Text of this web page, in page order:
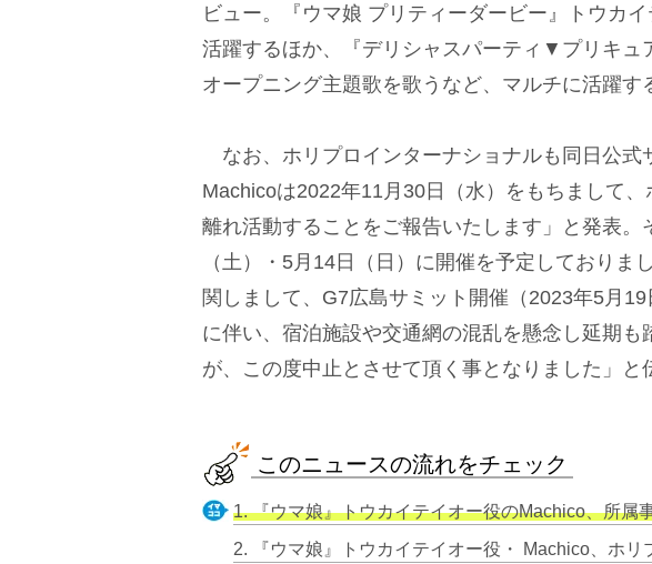
ビュー。『ウマ娘 プリティーダービー』トウカ
活躍するほか、『デリシャスパーティ▼プリキ
オープニング主題歌を歌うなど、マルチに活躍す
なお、ホリプロインターナショナルも同日公式
Machicoは2022年11月30日（水）をもちまして
離れ活動することをご報告いたします」と発表。
（土）・5月14日（日）に開催を予定しておりま
関しまして、G7広島サミット開催（2023年5月19
に伴い、宿泊施設や交通網の混乱を懸念し延期も
が、この度中止とさせて頂く事となりました」と
このニュースの流れをチェック
1. 『ウマ娘』トウカイテイオー役のMachico、所属事務所を退所「